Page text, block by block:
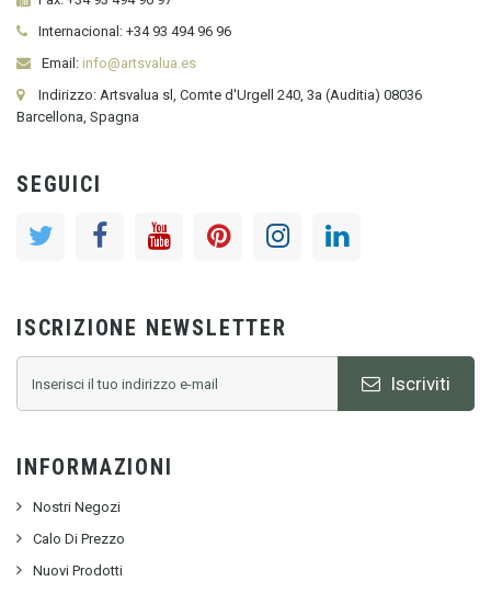
Internacional: +34 93 494 96 96
Email: info@artsvalua.es
Indirizzo: Artsvalua sl, Comte d'Urgell 240, 3a (Auditia) 08036
Barcellona, Spagna
SEGUICI
ISCRIZIONE NEWSLETTER
Iscriviti
INFORMAZIONI
Nostri Negozi
Calo Di Prezzo
Nuovi Prodotti